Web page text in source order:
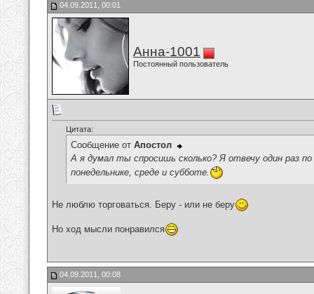
04.09.2011, 00:01
Анна-1001
Постоянный пользователь
Цитата:
Сообщение от Апостол
А я думал ты спросишь сколько? Я отвечу один раз
понедельнике, среде и субботе.
Не люблю торговаться. Беру - или не беру
Но ход мысли понравился
04.09.2011, 00:08